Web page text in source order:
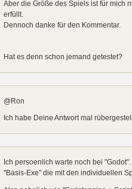
Aber die Größe des Spiels ist für mich
erfüllt.
Dennoch danke für den Kommentar.
Hat es denn schon jemand getestet?
@Ron
Ich habe Deine Antwort mal
Ich persoenlich warte noch bei
"Basis-Exe" die mit den individuellen